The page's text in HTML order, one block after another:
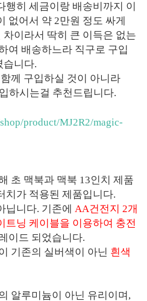
행히 세금이랑 배송비까지 이
없어서 약 2만원 정도 싸게
이라서 딱히 큰 이득은 없는
여 배송하느라 직구로 구입
습니다.
께 구입하실 것이 아니라
하시는걸 추천드립니다.
product/MJ2R2/magic-
초 맥북과 맥북 13인치 제품
치가 적용된 제품입니다.
닙니다. 기존에 AA건전지 2개
트닝 케이블을 이용하여 충전
이드 되었습니다.
기존의 실버색이 아닌 흰색
알루미늄이 아닌 유리이며,